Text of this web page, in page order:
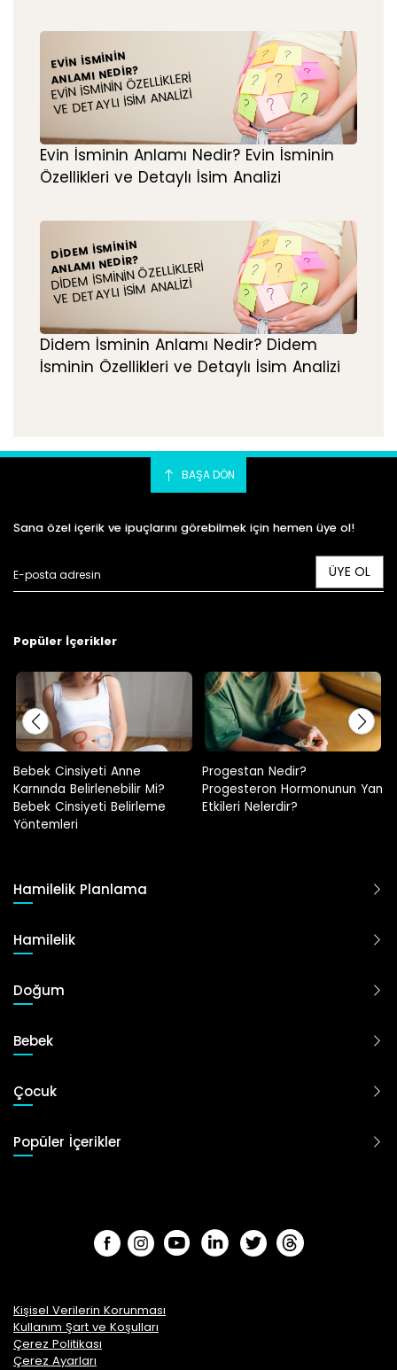
EVIN İSMININ
ANLAMI NEDIR?
EVIN İSMININ ÖZELLIKLERI
VE DETAYLI İSIM ANALIZI
Evin İsminin Anlamı Nedir? Evin İsminin
Özellikleri ve Detaylı İsim Analizi
DIDEM İSMININ
ANLAMI NEDIR?
DIDEM İSMININ ÖZELLIKLERI
VE DETAYLI İSIM ANALIZI
Didem İsminin Anlamı Nedir? Didem
İsminin Özellikleri ve Detaylı İsim Analizi
BAŞA DÖN
Sana özel içerik ve ipuçlarını görebilmek için hemen üye ol!
ÜYE OL
Popüler İçerikler
Progestan Nedir?
Progesteron Hormonunun Yan
Etkileri Nelerdir?
Hamilelikte Adet Görülür Mü?
Hamilelik Planlama
Hamilelik
Doğum
Bebek
Çocuk
Popüler İçerikler
Kişisel Verilerin Korunması
Kullanım Şart ve Koşulları
Çerez Politikası
Çerez Ayarları